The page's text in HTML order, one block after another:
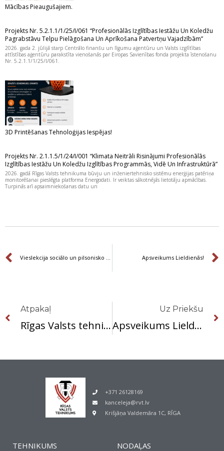
Mācības Pieaugušajiem.
Projekts Nr. 5.2.1.1/1/25/I/061 “Profesionālās Izglītības Iestāžu Un Koledžu
Pagrabstāvu Telpu Pielāgošana Un Aprīkošana Patvertņu Vajadzībām”
2026. gada 2. jūlijā starp Centrālo finanšu un līgumu aģentūru un Valsts izglītības
attīstības aģentūru parakstīta vienošanās par Eiropas Savienības fonda projekta īstenošanu
Nr. 5.2.1.1/1/25/I/061.
3D Printēšanas Tehnoloģijas Iespējas!
Projekts Nr. 2.1.1.5/1/24/I/001 “Klimata Neitrāli Risinājumi Profesionālās
Izglītības Iestāžu Un Koledžu Izglītības Programmās, Vidē Un Infrastruktūrā”
2026. gadā Rīgas Valsts tehnikuma būvju un inženiertehnisko sistēmu enerģijas patēriņa
monitorēšanai pieslēgta platforma Energodati. Ir veiktas sākotnējās lietotāju apmācības.
Turpinās arī apsaimniekošanas datu un
Prev Vieslekcija sociālo un pilsonisko tiesību jomā “Profesija – krāpnieks. Ko tas nozīmē?” Apsveikums Lieldienās!
Atpakaļ
Rīgas Valsts tehnikuma audzēkņu sasniegumi vispārizglītojošo mācību priekšmetu olimpiādēs
Uz Priekšu
Apsveikums Lieldienās!
+371 26128169
kanceleja@rvt.lv
Krišjāņa Valdemāra 1C, RĪGA
TEHNIKUMS NODAĻAS